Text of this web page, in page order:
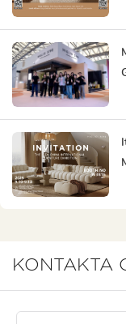
KONTAKTA